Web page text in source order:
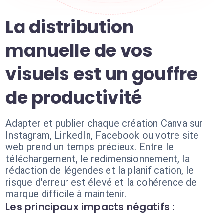
La distribution
manuelle de vos
visuels est un gouffre
de productivité
Adapter et publier chaque création Canva sur
Instagram, LinkedIn, Facebook ou votre site
web prend un temps précieux. Entre le
téléchargement, le redimensionnement, la
rédaction de légendes et la planification, le
risque d'erreur est élevé et la cohérence de
marque difficile à maintenir.
Les principaux impacts négatifs :